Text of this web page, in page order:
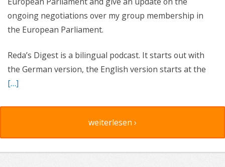
ongoing negotiations over my group membership in
the European Parliament.
Reda’s Digest is a bilingual podcast. It starts out with
the German version, the English version starts at the
[…]
weiterlesen ›